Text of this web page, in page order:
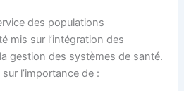
des populations
mis sur l’intégration des
gestion des systèmes de santé.
l’importance de :